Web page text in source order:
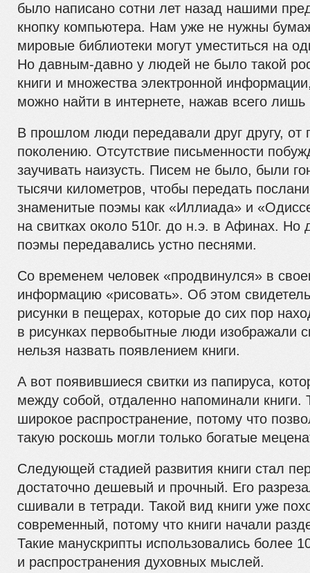
было написано сотни лет назад нашими
кнопку компьютера. Нам уже не нужны
мировые библиотеки могут уместиться на
Но давным-давно у людей не было такой
книги и множества электронной
можно найти в интернете, нажав всего лишь
В прошлом люди передавали друг другу, от
поколению. Отсутствие письменности
заучивать наизусть. Писем не было, были
тысячи километров, чтобы передать
знаменитые поэмы как «Иллиада» и
на свитках около 510г. до н.э. в Афинах. Но
поэмы передавались устно песнями.
Со временем человек «продвинулся» в
информацию «рисовать». Об этом
рисунки в пещерах, которые до сих пор
в рисунках первобытные люди изображали
нельзя назвать появлением книги.
А вот появившиеся свитки из папируса,
между собой, отдаленно напоминали книги.
широкое распространение, потому что
такую роскошь могли только богатые
Следующей стадией развития книги стал
достаточно дешевый и прочный. Его
сшивали в тетради. Такой вид книги уже
современный, потому что книги начали
Такие манускрипты использовались более
и распространения духовных мыслей.